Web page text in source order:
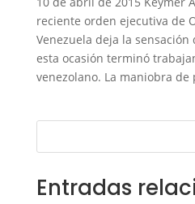
reciente orden ejecutiva de
Venezuela deja la
esta ocasión terminó
venezolano. La maniobra
Entradas